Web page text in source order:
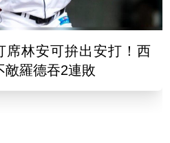
席林安可拚出安打！西
敵羅德吞2連敗